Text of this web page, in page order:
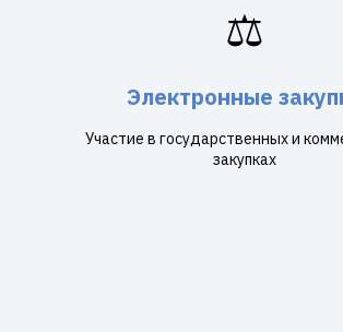
⚖️
Электронные
Участие в государственных и
закупках